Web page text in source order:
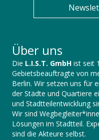
Über uns
Die L.I.S.T. GmbH ist seit
Gebietsbeauftragte von
Berlin. Wir setzen uns für
der Städte und Quartiere
und Stadtteilentwicklung
Wir sind
Lösungen im Stadtteil.
sind die Akteure selbst.